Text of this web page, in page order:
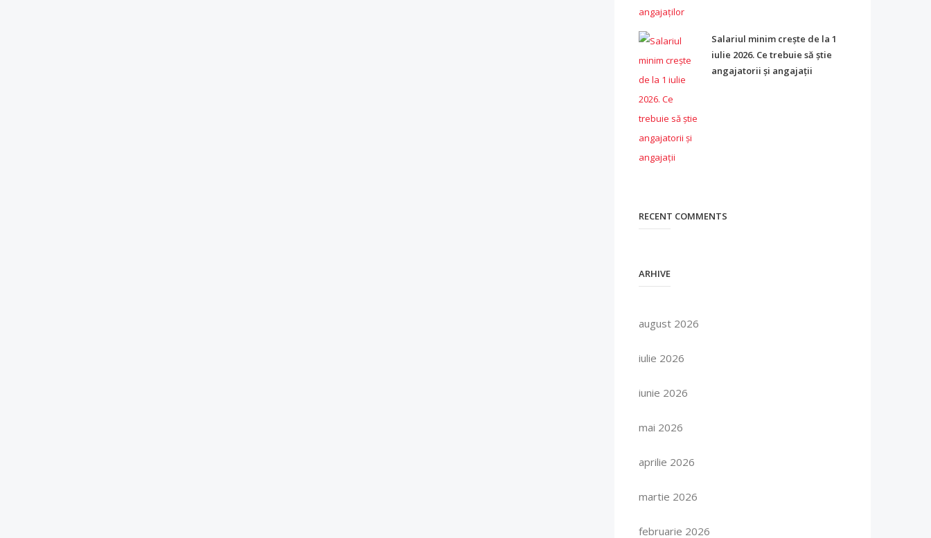
Salariul minim crește de la 1
iulie 2026. Ce trebuie să știe
angajatorii și angajații
RECENT COMMENTS
ARHIVE
august 2026
iulie 2026
iunie 2026
mai 2026
aprilie 2026
martie 2026
februarie 2026